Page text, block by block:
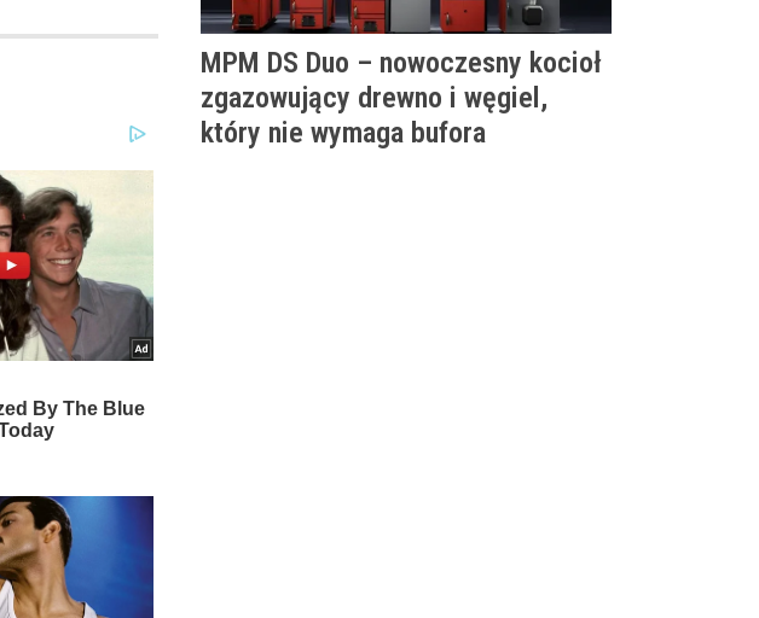
MPM DS Duo – nowoczesny kocioł
zgazowujący drewno i węgiel,
który nie wymaga bufora